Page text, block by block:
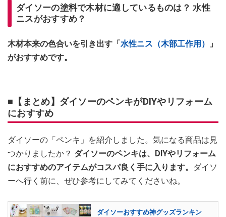
ダイソーの塗料で木材に適しているものは？ 水性
ニスがおすすめ？
木材本来の色合いを引き出す「水性ニス（木部工作用）
」
がおすすめです。
■【まとめ】ダイソーのペンキがDIYやリフォーム
におすすめ
ダイソーの「ペンキ」を紹介しました。気になる商品は見
つかりましたか？ ダイソーのペンキは、DIYやリフォーム
におすすめのアイテムがコスパ良く手に入ります。
ダイソ
ーへ行く前に、ぜひ参考にしてみてくださいね。
ダイソーおすすめ神グッズランキン